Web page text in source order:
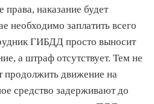
права, наказание будет
необходимо заплатить всего
ГИБДД просто выносит
а штраф отсутствует. Тем не
продолжить движение на
средство задерживают до